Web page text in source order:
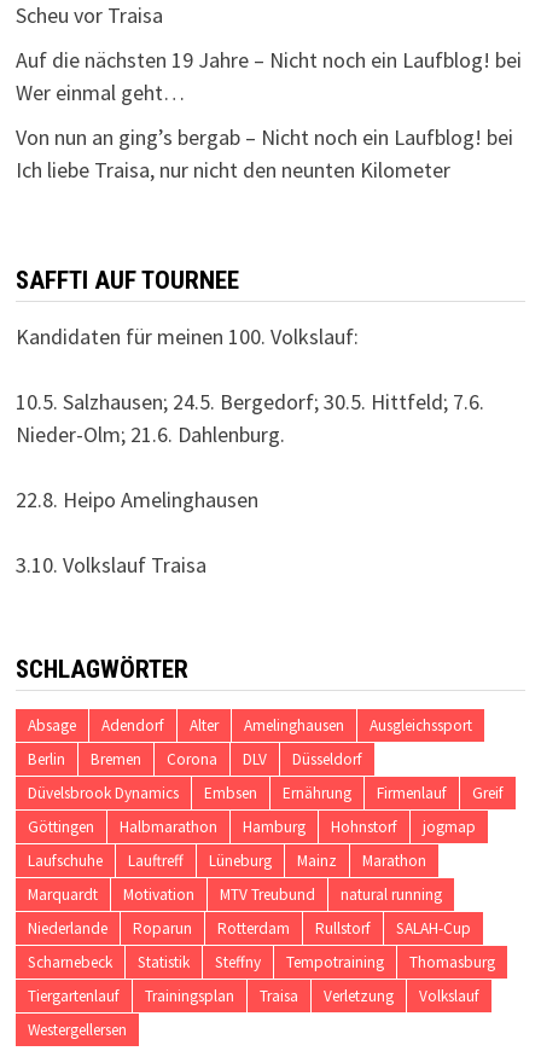
Scheu vor Traisa
Auf die nächsten 19 Jahre – Nicht noch ein Laufblog! bei
Wer einmal geht…
Von nun an ging’s bergab – Nicht noch ein Laufblog! bei
Ich liebe Traisa, nur nicht den neunten Kilometer
SAFFTI AUF TOURNEE
Kandidaten für meinen 100. Volkslauf:
10.5. Salzhausen; 24.5. Bergedorf; 30.5. Hittfeld; 7.6.
Nieder-Olm; 21.6. Dahlenburg.
22.8. Heipo Amelinghausen
3.10. Volkslauf Traisa
SCHLAGWÖRTER
Absage Adendorf Alter Amelinghausen
Ausgleichssport
Berlin
Bremen Corona DLV
Düsseldorf
Düvelsbrook Dynamics
Embsen Ernährung Firmenlauf
Greif
Göttingen
Halbmarathon Hamburg Hohnstorf
jogmap
Laufschuhe
Lauftreff Lüneburg Mainz
Marathon
Marquardt
Motivation MTV Treubund
natural running
Niederlande
Roparun Rotterdam Rullstorf
SALAH-Cup
Scharnebeck
Statistik Steffny Tempotraining
Thomasburg
Tiergartenlauf
Trainingsplan Traisa Verletzung
Volkslauf
Westergellersen